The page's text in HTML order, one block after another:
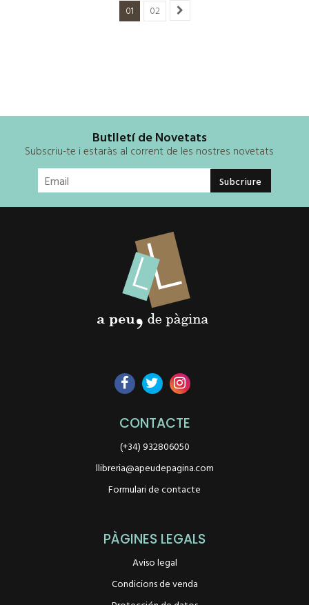
01 02
Butlletí de Novetats
Subscriu-te i estaràs al corrent de les nostres novetats
CONTACTE
(+34) 932806050
llibreria@apeudepagina.com
Formulari de contacte
PÀGINES LEGALS
Aviso legal
Condicions de venda